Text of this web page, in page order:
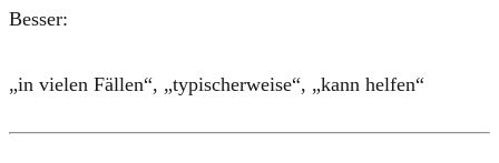
Besser:
„in vielen Fällen“, „typischerweise“, „kann helfen“